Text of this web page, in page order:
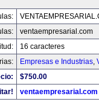
ventaempresarial.com
16 caracteres
Empresas e Industrias,
$750.00
ventaempresarial.com